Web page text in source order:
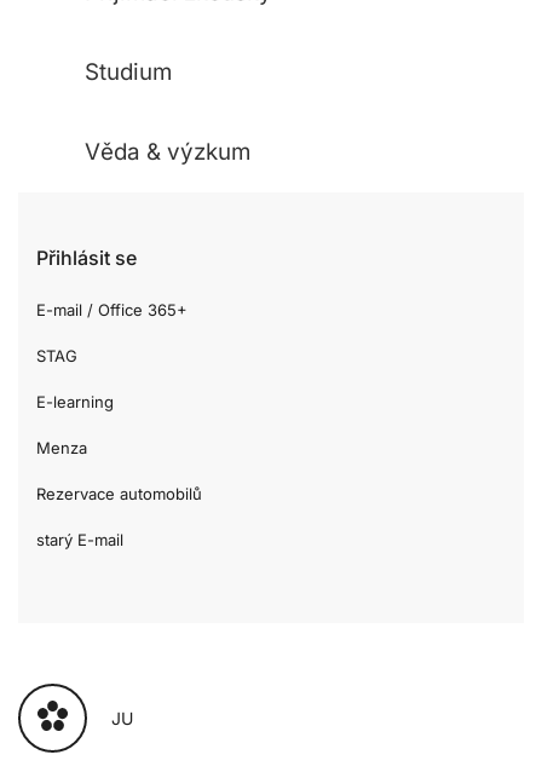
Studium
Věda & výzkum
Přihlásit se
E-mail / Office 365+
STAG
E-learning
Menza
Rezervace automobilů
starý E-mail
JU